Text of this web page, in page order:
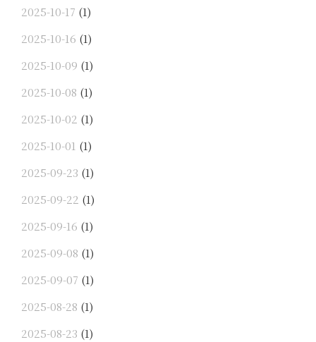
2025-10-17 (1)
2025-10-16 (1)
2025-10-09 (1)
2025-10-08 (1)
2025-10-02 (1)
2025-10-01 (1)
2025-09-23 (1)
2025-09-22 (1)
2025-09-16 (1)
2025-09-08 (1)
2025-09-07 (1)
2025-08-28 (1)
2025-08-23 (1)